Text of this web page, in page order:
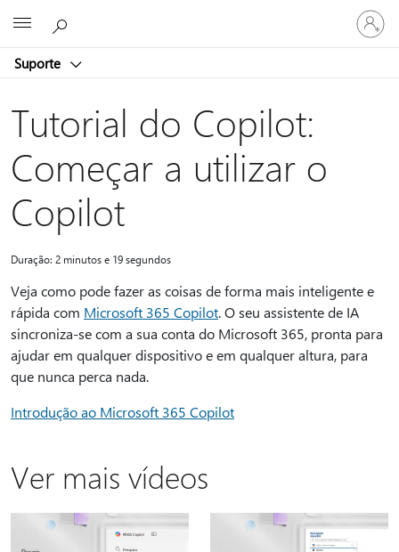
Suporte
Iniciar
sessão
na
Tutorial do Copilot:
Começar a utilizar o
Copilot
Duração: 2 minutos e 19 segundos
Veja como pode fazer as coisas de forma mais inteligente e
rápida com Microsoft 365 Copilot. O seu assistente de IA
sincroniza-se com a sua conta do Microsoft 365, pronta para
ajudar em qualquer dispositivo e em qualquer altura, para
que nunca perca nada.
Introdução ao Microsoft 365 Copilot
Ver mais vídeos